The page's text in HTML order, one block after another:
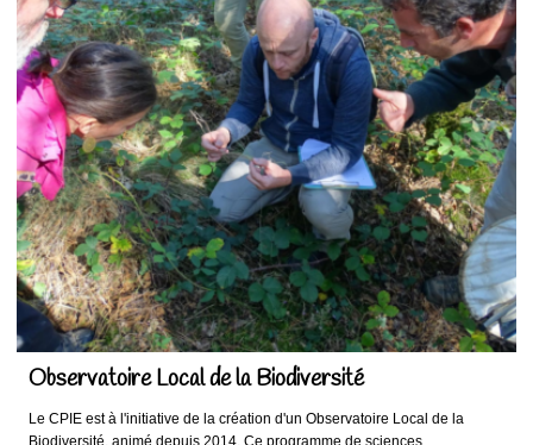
Observatoire Local de la Biodiversité
Le CPIE est à l'initiative de la création d'un Observatoire Local de la
Biodiversité, animé depuis 2014. Ce programme de sciences